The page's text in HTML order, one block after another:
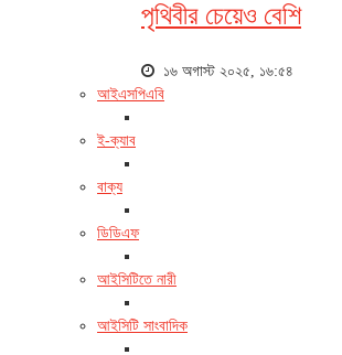
পৃথিবীর চেয়েও বেশি
১৬ অগাস্ট ২০২৫, ১৬:৫৪
আইএসপিএবি
ই-ক্যাব
বাক্য
ডিডিএফ
আইসিটিতে নারী
আইসিটি সাংবাদিক